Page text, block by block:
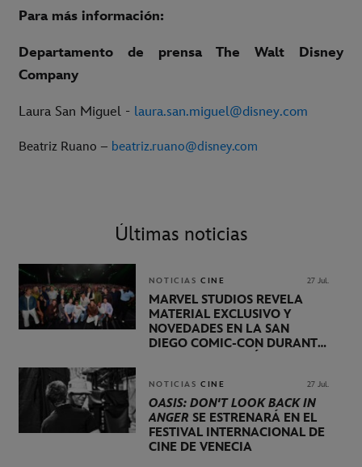
Para más información:
Departamento de prensa The Walt Disney
Company
Laura San Miguel - laura.san.miguel@disney.com
Beatriz Ruano – beatriz.ruano@disney.com
Últimas noticias
NOTICIAS CINE 27 Jul.
MARVEL STUDIOS REVELA
MATERIAL EXCLUSIVO Y
NOVEDADES EN LA SAN
DIEGO COMIC-CON DURANTE
NOTICIAS CINE 27 Jul.
OASIS: DON'T LOOK BACK IN
ANGER SE ESTRENARÁ EN EL
FESTIVAL INTERNACIONAL DE
CINE DE VENECIA